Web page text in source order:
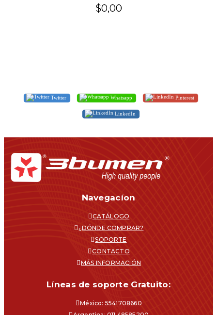
$0,00
Twitter Whatsapp Pinterest
LinkedIn
Navegacíon
CATÁLOGO
¿DÓNDE COMPRAR?
SOPORTE
CONTACTO
MÁS INFORMACIÓN
Líneas de soporte Gratuito:
México: 5541708660